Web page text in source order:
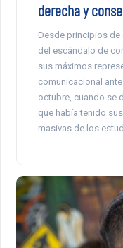
derecha y
Desde principios de
del escándalo de
sus máximos
comunicacional
octubre, cuando se
que había tenido
masivas de los